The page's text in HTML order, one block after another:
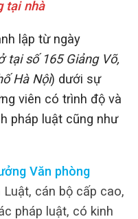
tại nhà
lập từ ngày
tại số 165 Giảng Võ,
Hà Nội) dưới sự
viên có trình độ và
pháp luật cũng như
Văn phòng
Luật, cán bộ cấp cao,
pháp luật, có kinh